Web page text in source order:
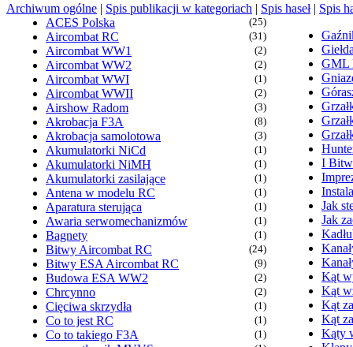
Archiwum ogólne | Spis publikacji w kategoriach | Spis haseł| Spis
ACES Polska
(25)
Aircombat RC (31)
Aircombat WW1 (2)
Aircombat WW2 (2)
Aircombat WWI (1)
Aircombat WWII (2)
Airshow Radom (3)
Akrobacja F3A (8)
Akrobacja samolotowa (3)
Akumulatorki NiCd (1)
Akumulatorki NiMH (1)
Akumulatorki zasilające (1)
Antena w modelu RC (1)
Aparatura sterująca (1)
Awaria serwomechanizmów (1)
Bagnety (1)
Bitwy Aircombat RC (24)
Bitwy ESA Aircombat RC (9)
Budowa ESA WW2 (2)
Chrcynno (2)
Cięciwa skrzydła (1)
Co to jest RC (1)
Co to takiego F3A (1)
GML
I
Jak
Jak
Kąt
Kąt
Kąt
Kąt
Kąty